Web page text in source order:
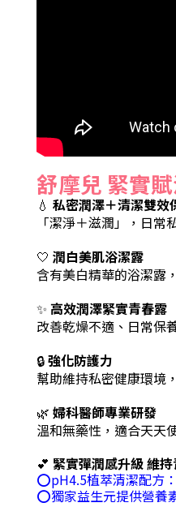
舒摩兒 緊實
💧 私密潤澤＋清潔雙效
「潔淨＋滋潤」，日常
🤍 潤白美肌浴潔露
含有美白精華的浴潔露
✨ 高效潤澤緊實青春露
改善乾燥不適、日常保
🔒強化防護力
幫助維持私密健康環境
🌿 婦科醫師專業研發
溫和無藥性，適合天天
💕 緊實彈潤感升級 維
⭕pH4.5植萃清潔配方
⭕獨家益生元提供營養